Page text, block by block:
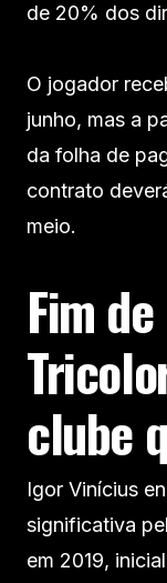
de 20% dos
O jogador
junho, mas a
da folha de
contrato
meio.
Fim
clube
Igor Vinícius
significativa
em 2019,